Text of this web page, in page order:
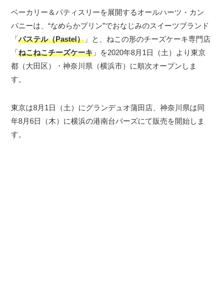
ベーカリー＆パティスリーを展開するオールハーツ・カン
パニーは、“なめらかプリン”でおなじみのスイーツブランド
「パステル（Pastel） 」と、ねこの形のチーズケーキ専門店
「ねこねこチーズケーキ 」を2020年8月1日（土）より東京
都（大田区）・神奈川県（横浜市）に順次オープンしま
す。
東京は8月1日（土）にグランデュオ蒲田店、神奈川県は同
年8月6日（木）に横浜の港南台バーズにて販売を開始しま
す。